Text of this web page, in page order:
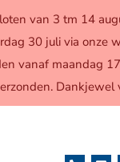
van 3 tm 14
30 juli via onze
vanaf maandag
Dankjewel